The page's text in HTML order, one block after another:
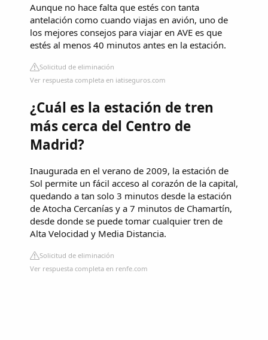
Aunque no hace falta que estés con tanta
antelación como cuando viajas en avión, uno de
los mejores consejos para viajar en AVE es que
estés al menos 40 minutos antes en la estación.
Solicitud de eliminación
Ver respuesta completa en iatiseguros.com
¿Cuál es la estación de tren
más cerca del Centro de
Madrid?
Inaugurada en el verano de 2009, la estación de
Sol permite un fácil acceso al corazón de la capital,
quedando a tan solo 3 minutos desde la estación
de Atocha Cercanías y a 7 minutos de Chamartín,
desde donde se puede tomar cualquier tren de
Alta Velocidad y Media Distancia.
Solicitud de eliminación
Ver respuesta completa en renfe.com